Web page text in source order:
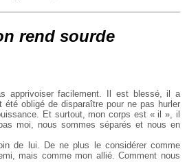
rend sourde
apprivoiser facilement. Il est blessé, il a
obligé de disparaître pour ne pas hurler
Et surtout, mon corps est « il », il
moi, nous sommes séparés et nous en
de lui. De ne plus le considérercomme
mais comme mon allié. Comment nous